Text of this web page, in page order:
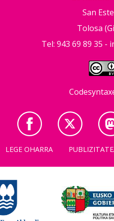
San
Tolosa
Tel: 943 69 89 35 -
LEGE OHARRA